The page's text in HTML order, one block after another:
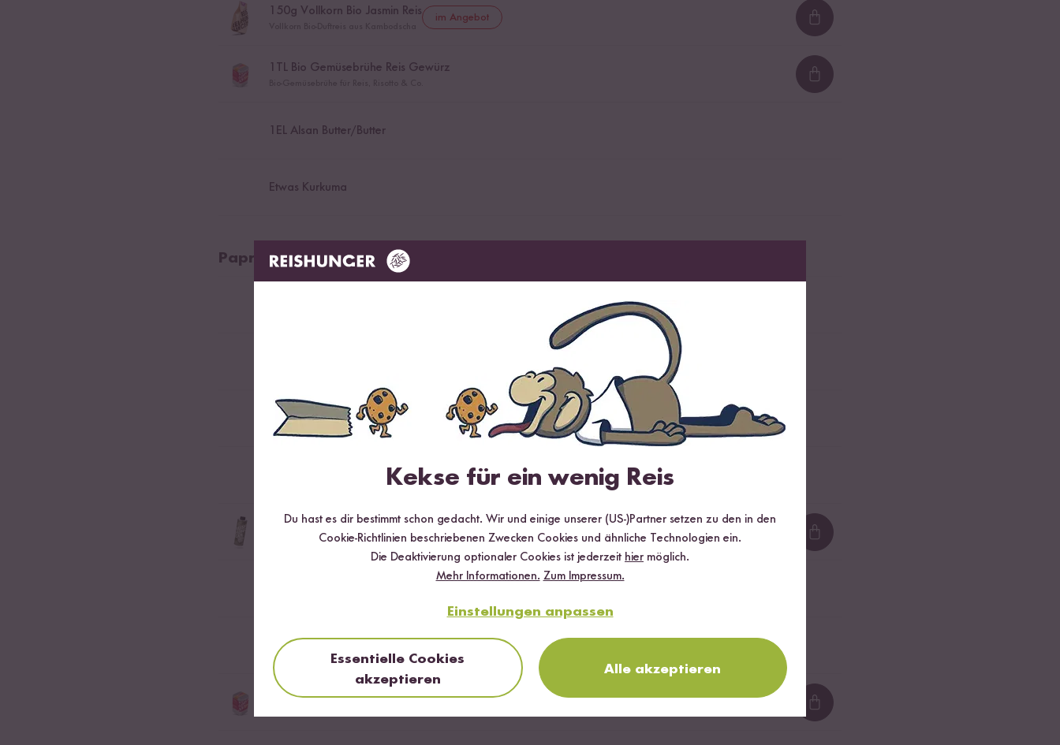
150g Vollkorn Bio Jasmin Reis im Angebot
Loading...
1 TL Bio Gemüsebrühe Reis Gewürz
Loading...
1 EL Alsan Butter/Butter
Etwas Kurkuma
Paprika-Bolo
Schalotte
ml Natives Olivenöl Extra
Loading...
150ml Wasser
TL Bio Gemüsebrühe Reis Gewürz
Loading...
Kekse für ein wenig Reis
Du hast es dir bestimmt schon gedacht. Wir und einige unserer (US-)Partner setzen zu den in den
Cookie-Richtlinien beschriebenen Zwecken Cookies und ähnliche Technologien ein.
Die Deaktivierung optionaler Cookies ist jederzeit hier möglich.
Mehr Informationen. Zum Impressum.
Einstellungen anpassen
Essentielle Cookies
akzeptieren
Alle akzeptieren